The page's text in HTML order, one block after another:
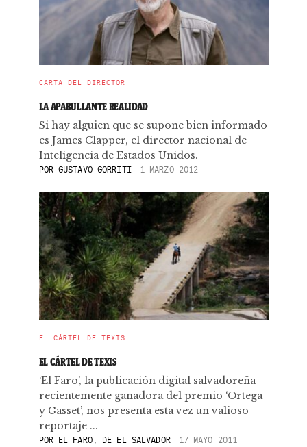
CARTA DEL DIRECTOR
LA APABULLANTE REALIDAD
Si hay alguien que se supone bien informado
es James Clapper, el director nacional de
Inteligencia de Estados Unidos.
POR GUSTAVO GORRITI 1 MARZO 2012
EL CÁRTEL DE TEXIS
EL CÁRTEL DE TEXIS
‘El Faro’, la publicación digital salvadoreña
recientemente ganadora del premio ‘Ortega
y Gasset’, nos presenta esta vez un valioso
reportaje ...
POREL FARO, DE EL SALVADOR 17 MAYO 2011